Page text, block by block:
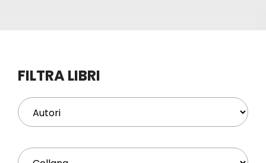
Profilo
FILTRA LIBRI